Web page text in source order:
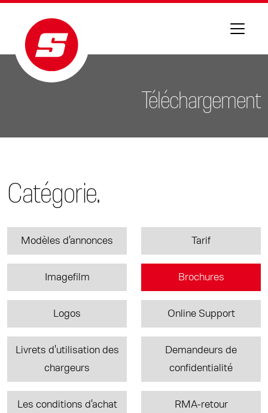
Téléchargement
Catégorie.
Modèles d'annonces Tarif
Imagefilm Brochures
Logos Online Support
Livrets d'utilisation des
chargeurs
Demandeurs de
confidentialité
Les conditions d'achat RMA-retour